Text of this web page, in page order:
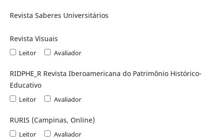
Revista Saberes Universitários
Revista Visuais
Leitor Avaliador
RIDPHE_R Revista Iberoamericana do Patrimônio Histórico-
Educativo
Leitor Avaliador
RURIS (Campinas, Online)
Leitor Avaliador